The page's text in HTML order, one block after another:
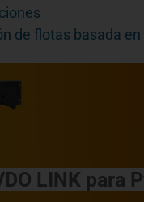
de flotas basada
LINK para